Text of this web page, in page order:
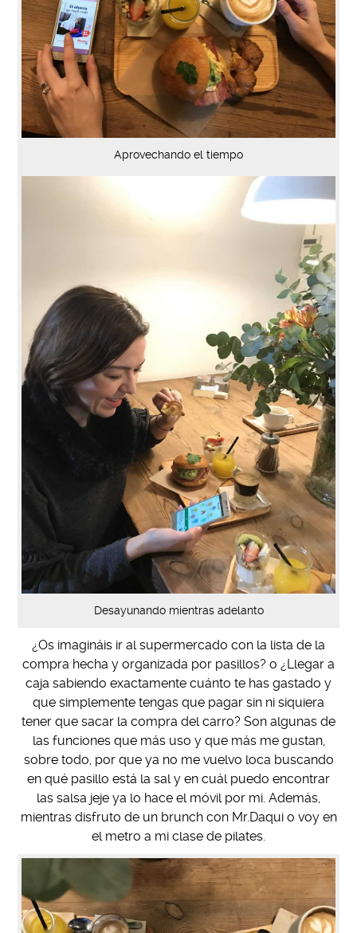
Aprovechando el tiempo
Desayunando mientras adelanto
¿Os imagináis ir al supermercado con la lista de la
compra hecha y organizada por pasillos? o ¿Llegar a
caja sabiendo exactamente cuánto te has gastado y
que simplemente tengas que pagar sin ni siquiera
tener que sacar la compra del carro? Son algunas de
las funciones que más uso y que más me gustan,
sobre todo, por que ya no me vuelvo loca buscando
en qué pasillo está la sal y en cuál puedo encontrar
las salsa jeje ya lo hace el móvil por mi. Además,
mientras disfruto de un brunch con Mr.Daqui o voy en
el metro a mi clase de pilates.